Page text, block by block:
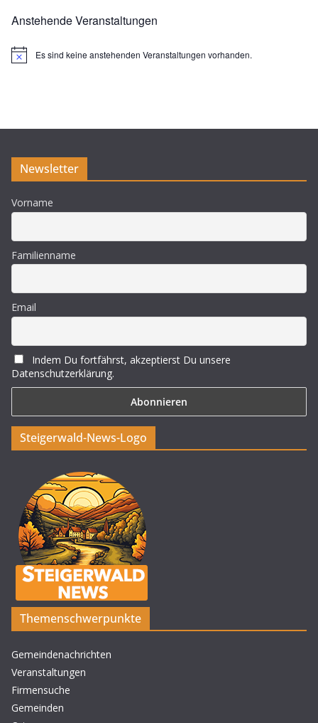
Anstehende Veranstaltungen
H
s
Es sind keine anstehenden Veranstaltungen vorhanden.
Newsletter
Vorname
Familienname
Email
Indem Du fortfährst, akzeptierst Du unsere
Datenschutzerklärung.
Steigerwald-News-Logo
Themenschwerpunkte
Gemeindenachrichten
Veranstaltungen
Firmensuche
Gemeinden